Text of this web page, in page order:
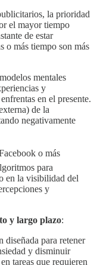
la prioridad
el mayor tiempo
de estar
o más tiempo son más
mentales
y
en el presente.
de la
negativamente
o más
para
en la visibilidad del
y
y largo plazo:
para retener
y disminuir
tareas que requieren